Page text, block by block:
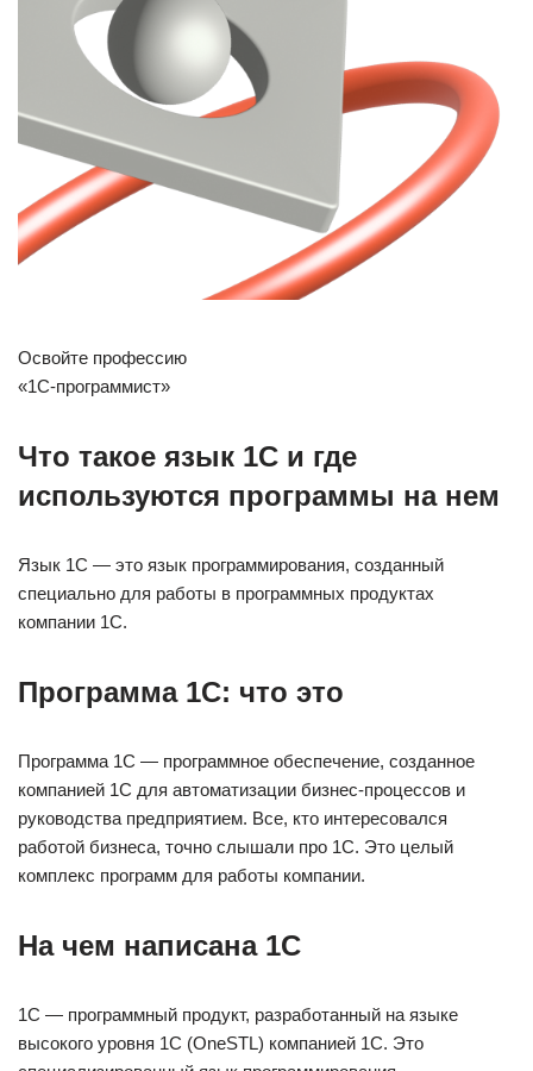
Освойте профессию
«1С-программист»
Что такое язык 1С и где
используются программы на нем
Язык 1С — это язык программирования, созданный
специально для работы в программных продуктах
компании 1С.
Программа 1С: что это
Программа 1С — программное обеспечение, созданное
компанией 1С для автоматизации бизнес-процессов и
руководства предприятием. Все, кто интересовался
работой бизнеса, точно слышали про 1С. Это целый
комплекс программ для работы компании.
На чем написана 1С
1С — программный продукт, разработанный на языке
высокого уровня 1С (OneSTL) компанией 1С. Это